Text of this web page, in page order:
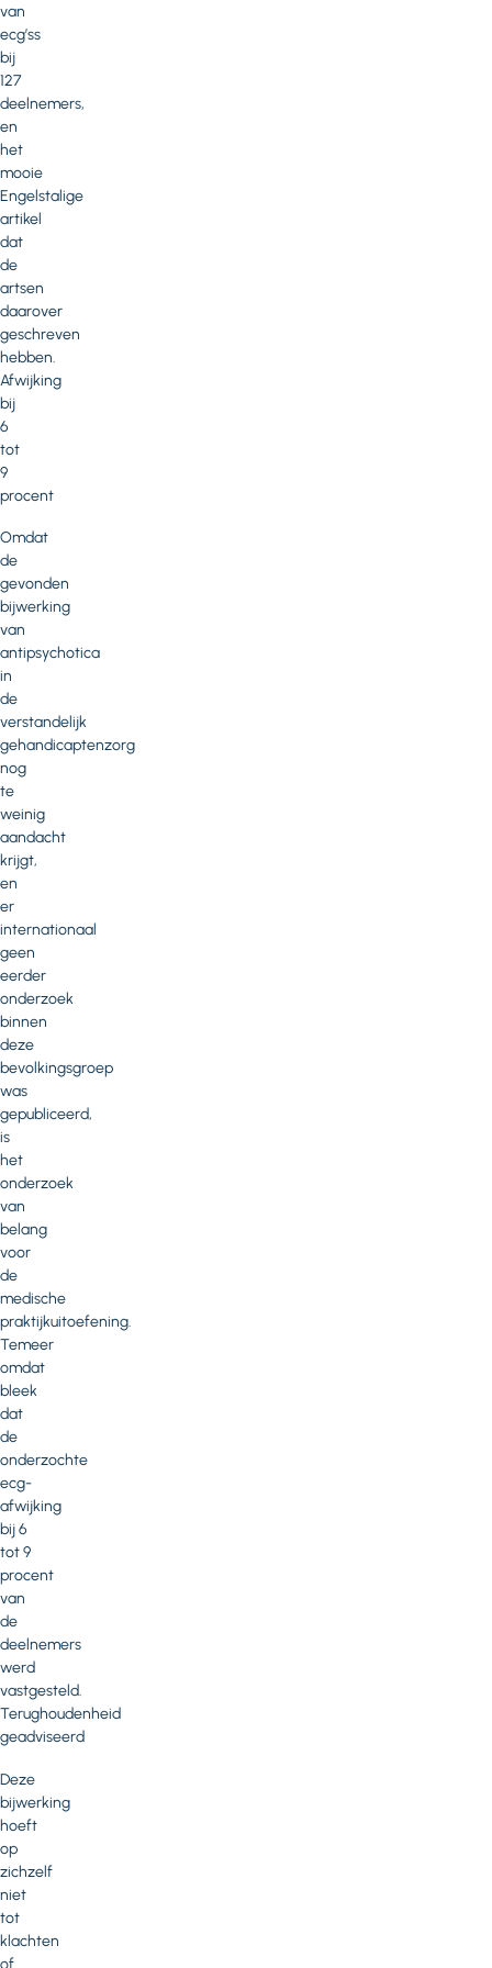
van
ecg’ss
bij
127
deelnemers,
en
het
mooie
Engelstalige
artikel
dat
de
artsen
daarover
geschreven
hebben.
Afwijking
bij
6
tot
9
procent
Omdat
de
gevonden
bijwerking
van
antipsychotica
in
de
verstandelijk
gehandicaptenzorg
nog
te
weinig
aandacht
krijgt,
en
er
internationaal
geen
eerder
onderzoek
binnen
deze
bevolkingsgroep
was
gepubliceerd,
is
het
onderzoek
van
belang
voor
de
medische
praktijkuitoefening.
Temeer
omdat
bleek
dat
de
onderzochte
ecg-
afwijking
bij 6
tot 9
procent
van
de
deelnemers
werd
vastgesteld.
Terughoudenheid
geadviseerd
Deze
bijwerking
hoeft
op
zichzelf
niet
tot
klachten
of